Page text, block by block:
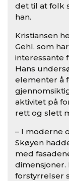
det til at folk
han.
Kristiansen
Gehl, som
interessante
Hans
elementer å
aktivitet på
rett og slett
– I moderne
Skøyen
med
forstyrrelser